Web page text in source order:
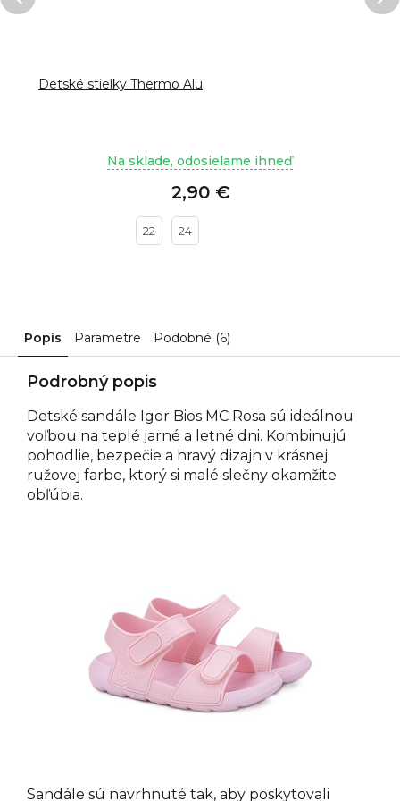
Detské stielky Thermo Alu
Na sklade, odosielame ihneď
2,90 €
22 24
Popis Parametre Podobné (6)
Podrobný popis
Detské sandále Igor Bios MC Rosa sú ideálnou
voľbou na teplé jarné a letné dni. Kombinujú
pohodlie, bezpečie a hravý dizajn v krásnej
ružovej farbe, ktorý si malé slečny okamžite
obľúbia.
Sandále sú navrhnuté tak, aby poskytovali